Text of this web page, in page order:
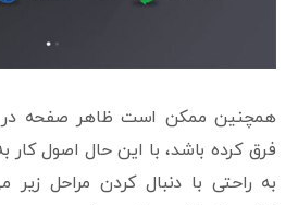
همچنین ممکن است ظاهر صفحه
فرق کرده باشد، با این حال اصول
به راحتی با دنبال کردن مراحل زیر